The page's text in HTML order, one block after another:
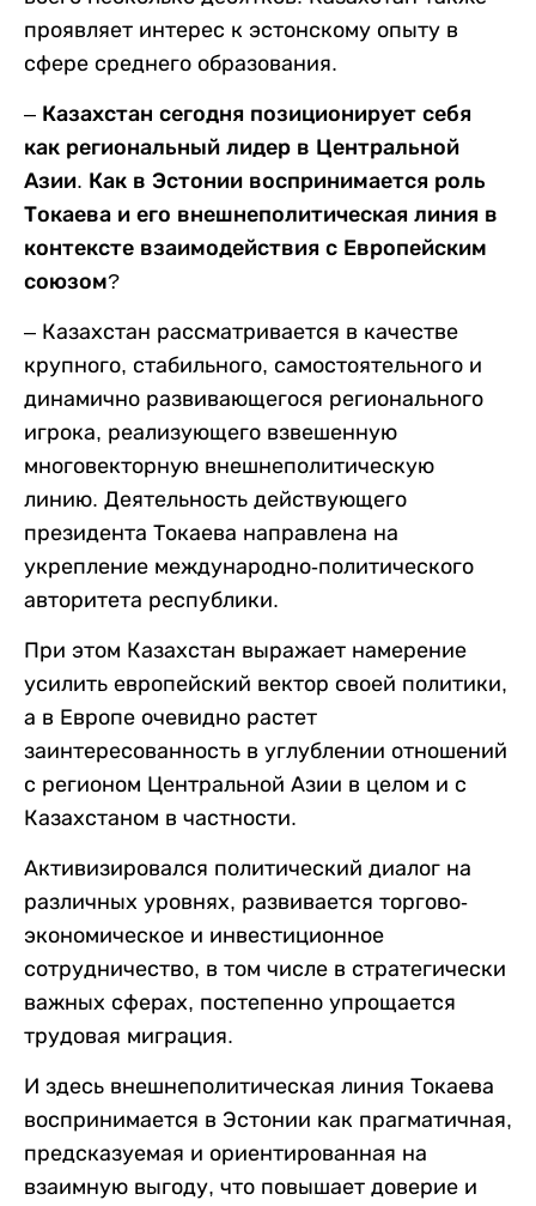
проявляет интерес к эстонскому опыту в
сфере среднего образования.
– Казахстан сегодня позиционирует себя
как региональный лидер в Центральной
Азии. Как в Эстонии воспринимается роль
Токаева и его внешнеполитическая линия в
контексте взаимодействия с Европейским
союзом?
– Казахстан рассматривается в качестве
крупного, стабильного, самостоятельного и
динамично развивающегося регионального
игрока, реализующего взвешенную
многовекторную внешнеполитическую
линию. Деятельность действующего
президента Токаева направлена на
укрепление международно-политического
авторитета республики.
При этом Казахстан выражает намерение
усилить европейский вектор своей политики,
а в Европе очевидно растет
заинтересованность в углублении отношений
с регионом Центральной Азии в целом и с
Казахстаном в частности.
Активизировался политический диалог на
различных уровнях, развивается торгово-
экономическое и инвестиционное
сотрудничество, в том числе в стратегически
важных сферах, постепенно упрощается
трудовая миграция.
И здесь внешнеполитическая линия Токаева
воспринимается в Эстонии как прагматичная,
предсказуемая и ориентированная на
взаимную выгоду, что повышает доверие и